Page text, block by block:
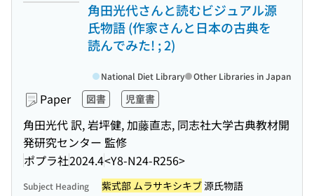
角田光代さんと読むビジュアル源
氏物語 (作家さんと日本の古典を
読んでみた! ; 2)
Paper 図書 児童書
角田光代 訳, 岩坪健, 加藤直志, 同志社大学古典教材開
発研究センター 監修
ポプラ社2024.4<Y8-N24-R256>
National Diet Library Other Libraries in Japan
Subject Heading 紫式部 ムラサキシキブ源氏物語